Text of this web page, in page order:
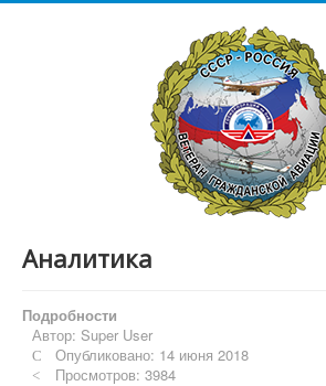
Аналитика
Подробности
Автор: Super User
Опубликовано: 14 июня 2018
Просмотров: 3984